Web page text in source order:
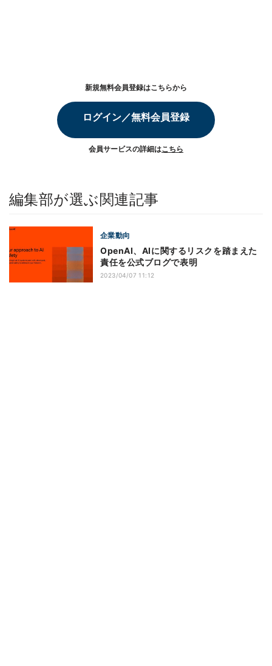
新規無料会員登録はこちらから
ログイン／無料会員登録
会員サービスの詳細はこちら
編集部が選ぶ関連記事
企業動向
OpenAI、AIに関するリスクを踏まえた
責任を公式ブログで表明
2023/04/07 11:12